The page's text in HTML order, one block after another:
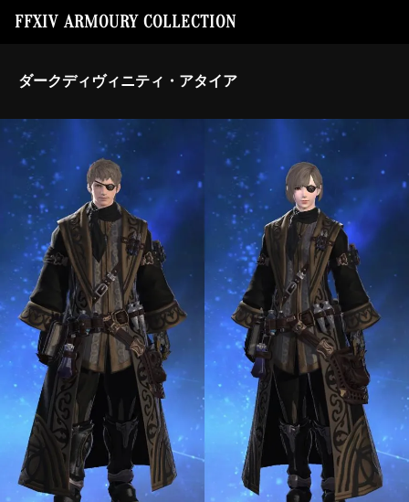
FFXIV ARMOURY COLLECTION
ダークディヴィニティ・アタイア